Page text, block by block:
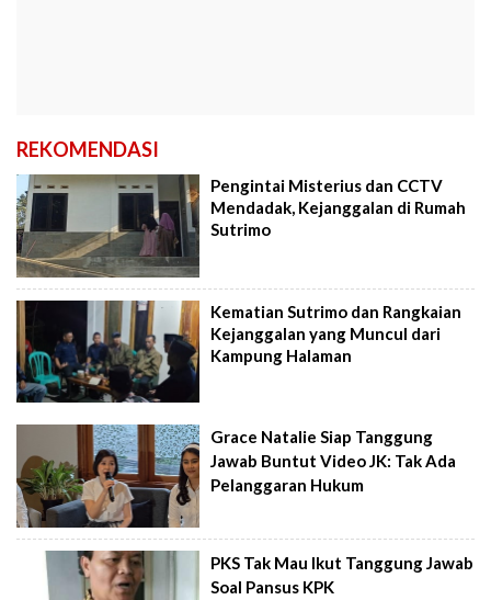
REKOMENDASI
Pengintai Misterius dan CCTV
Mendadak, Kejanggalan di Rumah
Sutrimo
Kematian Sutrimo dan Rangkaian
Kejanggalan yang Muncul dari
Kampung Halaman
Grace Natalie Siap Tanggung
Jawab Buntut Video JK: Tak Ada
Pelanggaran Hukum
PKS Tak Mau Ikut Tanggung Jawab
Soal Pansus KPK